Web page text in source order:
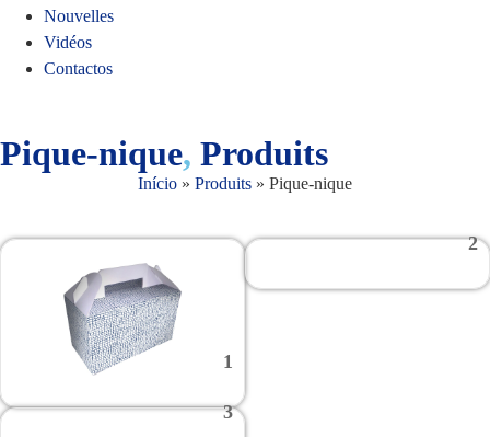
Nouvelles
Vidéos
Contactos
Pique-nique, Produits
Início » Produits » Pique-nique
1
2
3